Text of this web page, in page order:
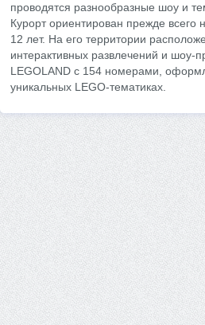
проводятся разнообразные шоу и
Курорт ориентирован прежде всего
12 лет. На его территории
интерактивных развлечений и шоу-
LEGOLAND с 154 номерами,
уникальных LEGO-тематиках.